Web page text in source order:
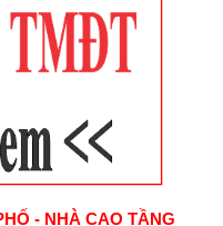
- NHÀ CAO TẦNG